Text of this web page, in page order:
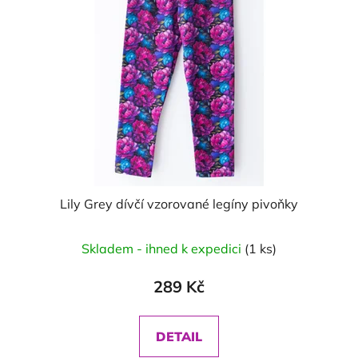
Lily Grey dívčí vzorované legíny pivoňky
Skladem - ihned k expedici (1 ks)
289 Kč
DETAIL